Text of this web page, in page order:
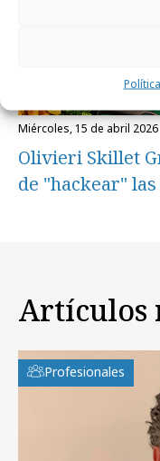
miércoles, 15 de abril 2026
Olivieri Skillet
de "hackear" las
Artículos
Profesionales